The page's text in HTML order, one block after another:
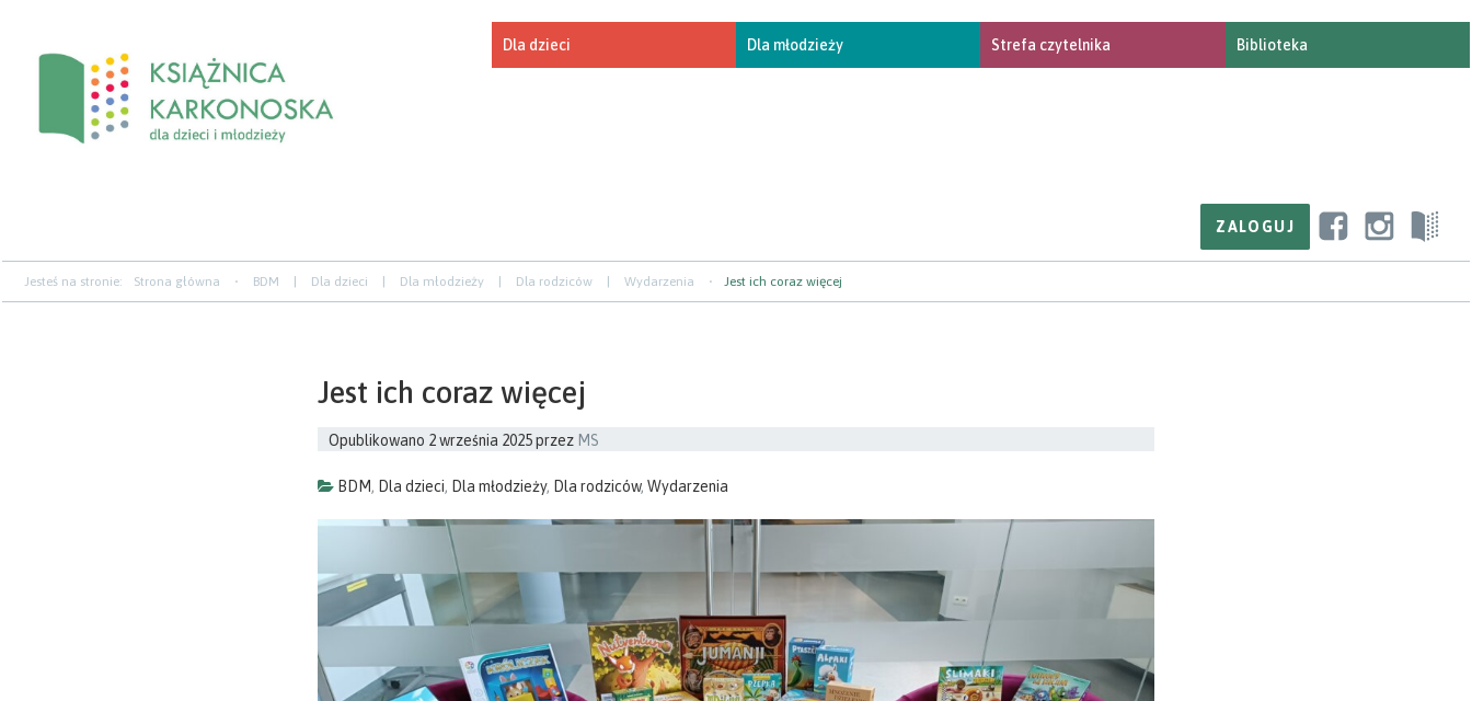
zawartości
nawigacji
paska
Dla dzieci Dla młodzieży Strefa czytelnika Biblioteka
Jesteś na stronie: Strona główna BDM Dla dzieci Dla młodzieży Dla rodziców Wydarzenia Jest ich coraz więcej
Jest ich coraz więcej
Opublikowano 2 września 2025przez MS
BDM, Dla dzieci, Dla młodzieży, Dla rodziców, Wydarzenia